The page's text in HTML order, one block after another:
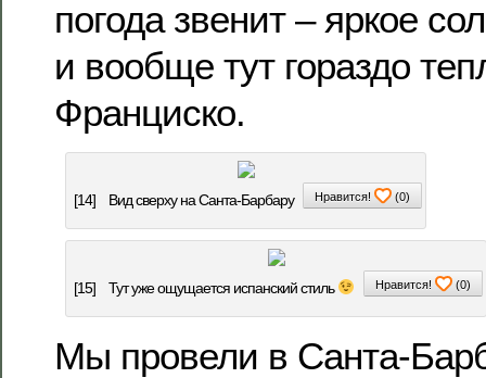
погода звенит – яркое
и вообще тут гораздо
Франциско.
[14] Вид сверху на Санта-Барбару Нравится! (0)
[15] Тут уже ощущается испанский стиль Нравится! (0)
Мы провели в Санта-